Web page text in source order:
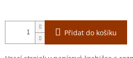
Přidat do košíku